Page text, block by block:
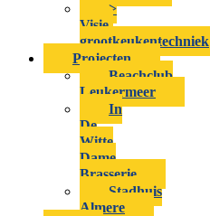
>
Visie-
grootkeukentechniek
Projecten
Beachclub
Leukermeer
In
De
Witte
Dame
Brasserie
Stadhuis
Almere